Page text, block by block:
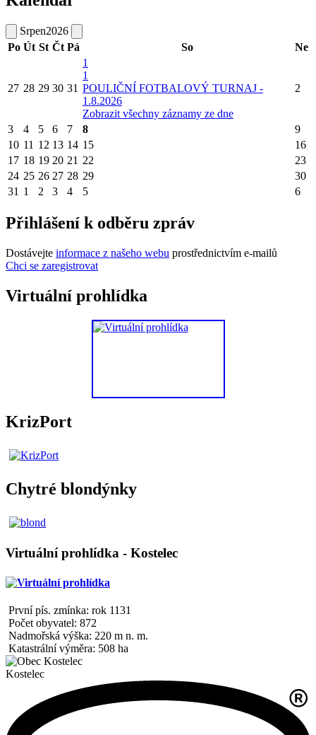
Srpen2026
Po Út St Čt Pá So Ne
27 28 29 30 31
1
1
POULIČNÍ FOTBALOVÝ TURNAJ -
1.8.2026
Zobrazit všechny záznamy ze dne
2
3 4 5 6 7 8
9
10 11 12 13 14 15
16
17 18 19 20 21 22
23
24 25 26 27 28 29
30
31 1 2 3 4 5 6
Přihlášení k odběru zpráv
Dostávejte informace z našeho webu prostřednictvím e-mailů
Chci se zaregistrovat
Virtuální prohlídka
KrizPort
Chytré blondýnky
Virtuální prohlídka - Kostelec
První pís. zmínka: rok 1131
Počet obyvatel: 872
Nadmořská výška: 220 m n. m.
Katastrální výměra: 508 ha
Kostelec